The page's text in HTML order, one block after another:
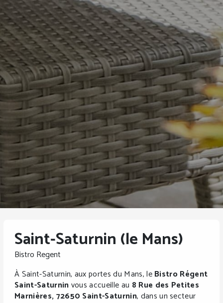
Saint-Saturnin (le Mans)
Bistro Regent
À Saint-Saturnin, aux portes du Mans, leBistro Régent
Saint-Saturninvous accueille au 8 Rue des Petites
Marnières, 72650 Saint-Saturnin, dans un secteur